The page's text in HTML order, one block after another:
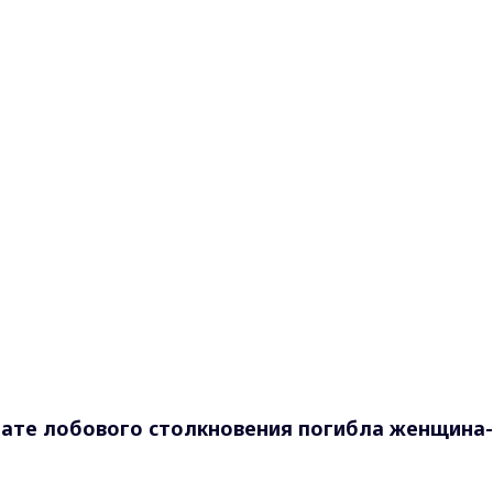
лобового столкновения погибла женщина-